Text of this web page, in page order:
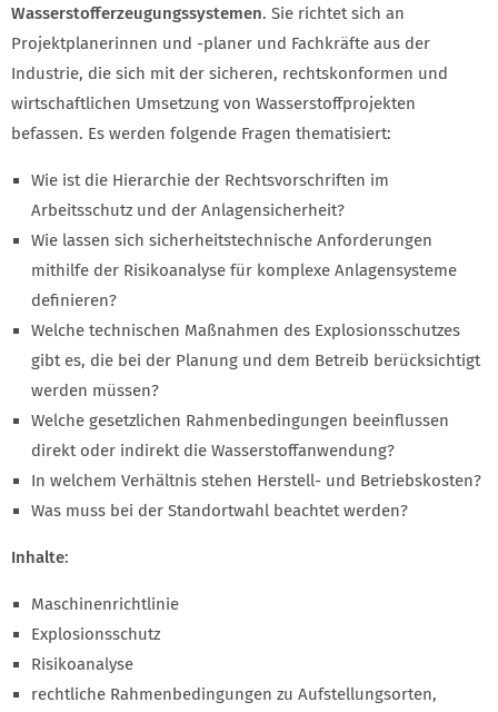
Wasserstofferzeugungssystemen. Sie richtet sich an
Projektplanerinnen und -planer und Fachkräfte aus der
Industrie, die sich mit der sicheren, rechtskonformen und
wirtschaftlichen Umsetzung von Wasserstoffprojekten
befassen. Es werden folgende Fragen thematisiert:
Wie ist die Hierarchie der Rechtsvorschriften im
Arbeitsschutz und der Anlagensicherheit?
Wie lassen sich sicherheitstechnische Anforderungen
mithilfe der Risikoanalyse für komplexe Anlagensysteme
definieren?
Welche technischen Maßnahmen des Explosionsschutzes
gibt es, die bei der Planung und dem Betreib berücksichtigt
werden müssen?
Welche gesetzlichen Rahmenbedingungen beeinflussen
direkt oder indirekt die Wasserstoffanwendung?
In welchem Verhältnis stehen Herstell- und Betriebskosten?
Was muss bei der Standortwahl beachtet werden?
Inhalte:
Maschinenrichtlinie
Explosionsschutz
Risikoanalyse
rechtliche Rahmenbedingungen zu Aufstellungsorten,